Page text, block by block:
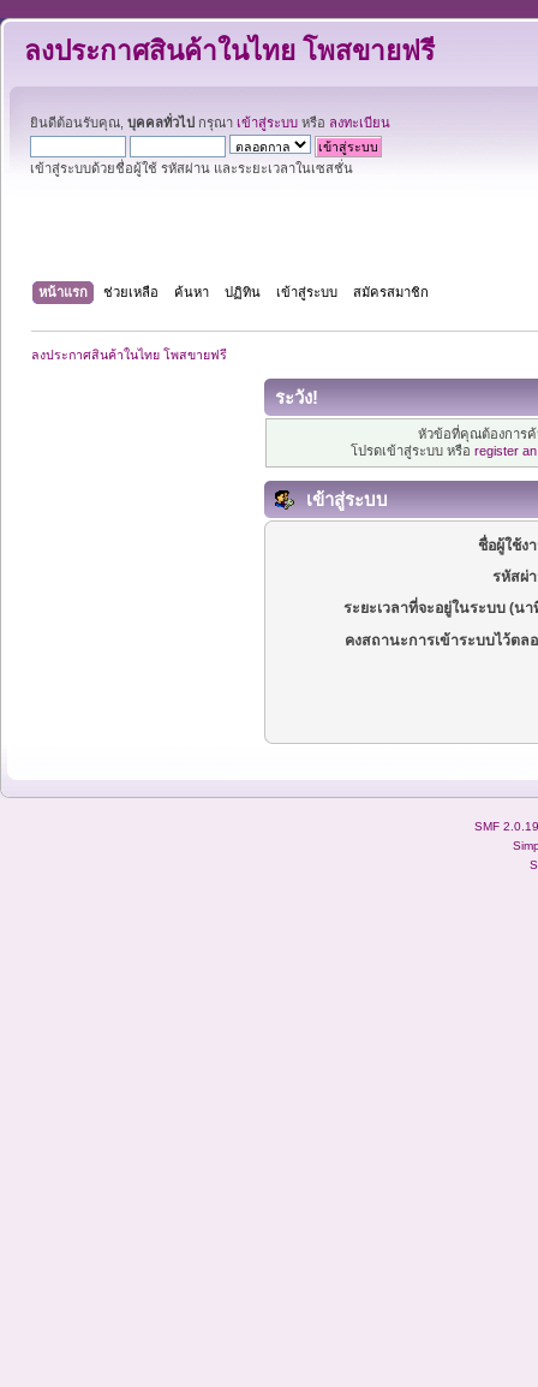
ลงประกาศสินค้าในไทย โพสขายฟรี
ยินดีต้อนรับคุณ, บุคคลทั่วไป กรุณา เข้าสู่ระบบ หรือ ลงทะเบียน
เข้าสู่ระบบด้วยชื่อผู้ใช้ รหัสผ่าน และระยะเวลาในเซสชั่น
หน้าแรก ช่วยเหลือ ค้นหา ปฏิทิน เข้าสู่ระบบ สมัครสมาชิก
ลงประกาศสินค้าในไทย โพสขายฟรี
ระวัง!
หัวข้อที่คุณต้องการ
โปรดเข้าสู่ระบบ หรือ register
เข้าสู่ระบบ
ชื่อผู้ใช้ง
รหัสผ่
ระยะเวลาที่จะอยู่ในระบบ (นา
คงสถานะการเข้าระบบไว้ตล
SMF 2.0.19